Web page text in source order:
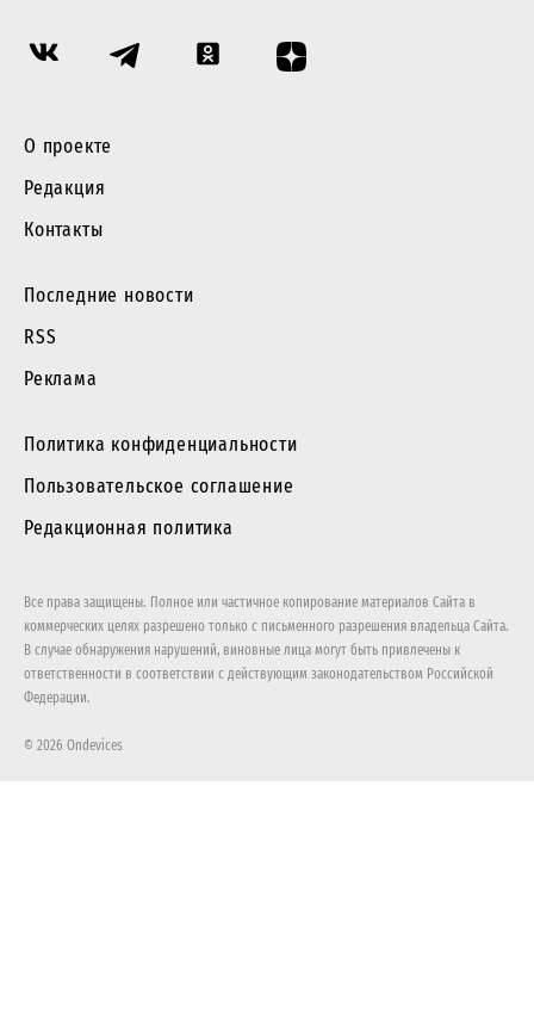
О проекте
Редакция
Контакты
Последние новости
RSS
Реклама
Политика конфиденциальности
Пользовательское соглашение
Редакционная политика
Все права защищены. Полное или частичное копирование материалов Сайта в
коммерческих целях разрешено только с письменного разрешения владельца Сайта.
В случае обнаружения нарушений, виновные лица могут быть привлечены к
ответственности в соответствии с действующим законодательством Российской
Федерации.
© 2026 Ondevices